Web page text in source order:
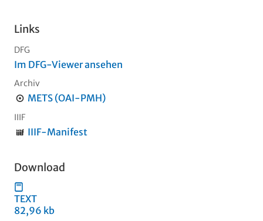
Links
DFG
Im DFG-Viewer ansehen
Archiv
METS (OAI-PMH)
IIIF
IIIF-Manifest
Download
TEXT
82,96 kb